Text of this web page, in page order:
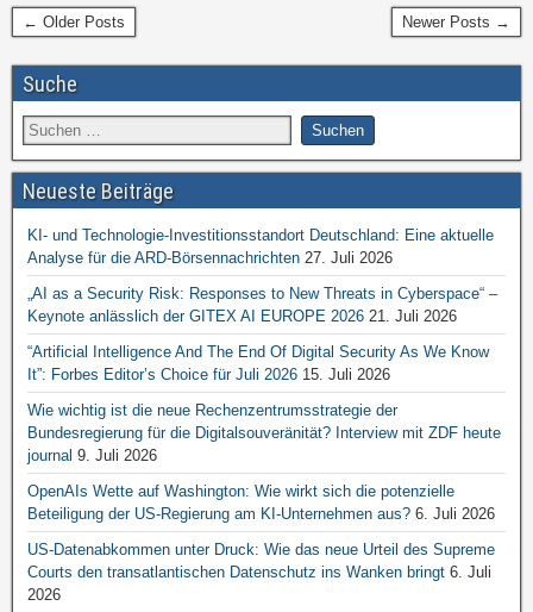
← Older Posts Newer Posts →
Suche
Neueste Beiträge
KI- und Technologie-Investitionsstandort Deutschland: Eine aktuelle
Analyse für die ARD-Börsennachrichten 27. Juli 2026
„AI as a Security Risk: Responses to New Threats in Cyberspace“ –
Keynote anlässlich der GITEX AI EUROPE 2026 21. Juli 2026
“Artificial Intelligence And The End Of Digital Security As We Know
It”: Forbes Editor’s Choice für Juli 2026 15. Juli 2026
Wie wichtig ist die neue Rechenzentrumsstrategie der
Bundesregierung für die Digitalsouveränität? Interview mit ZDF heute
journal 9. Juli 2026
OpenAIs Wette auf Washington: Wie wirkt sich die potenzielle
Beteiligung der US-Regierung am KI-Unternehmen aus? 6. Juli 2026
US-Datenabkommen unter Druck: Wie das neue Urteil des Supreme
Courts den transatlantischen Datenschutz ins Wanken bringt 6. Juli
2026